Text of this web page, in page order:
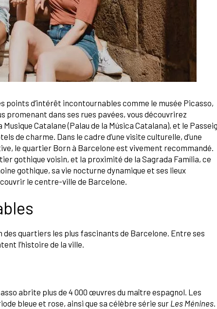
points d’intérêt incontournables comme le musée Picasso,
promenant dans ses rues pavées, vous découvrirez
Catalane (Palau de la Música Catalana), et le Passeig
de charme. Dans le cadre d’une visite culturelle, d’une
le quartier Born à Barcelone est vivement recommandé.
gothique voisin, et la proximité de la Sagrada Família, ce
gothique, sa vie nocturne dynamique et ses lieux
le centre-ville de Barcelone.
quartiers les plus fascinants de Barcelone. Entre ses
l’histoire de la ville.
abrite plus de 4 000 œuvres du maître espagnol. Les
bleue et rose, ainsi que sa célèbre série sur Les Ménines.